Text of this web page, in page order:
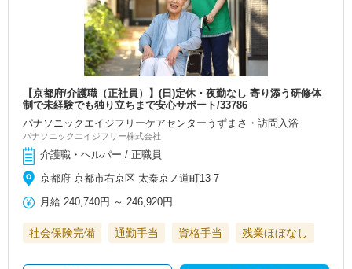
【京都府/介護職（正社員）】(日)定休・夜勤なし 寄り添う研修体
制で未経験でも独り立ちまで安心サポート/33786
パナソニックエイジフリーケアセンターうずまさ・訪問入浴
パナソニックエイジフリー株式会社
介護職・ヘルパー / 正職員
京都府 京都市右京区 太秦京ノ道町13-7
月給 240,740円 ～ 246,920円
社会保険完備 通勤手当 資格手当 残業ほぼなし